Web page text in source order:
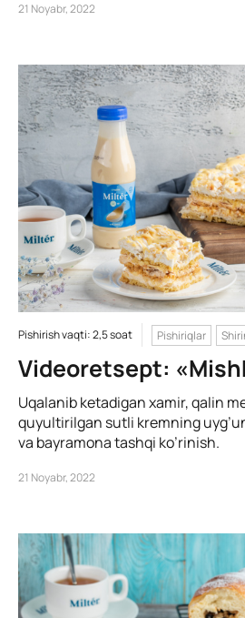
21 Noyabr, 2022
Pishirish vaqti: 2,5 soat Pishiriqlar
Videoretsept:
Uqalanib ketadigan xamir, qalin
quyultirilgan sutli kremning
va bayramona tashqi ko’rinish.
21 Noyabr, 2022